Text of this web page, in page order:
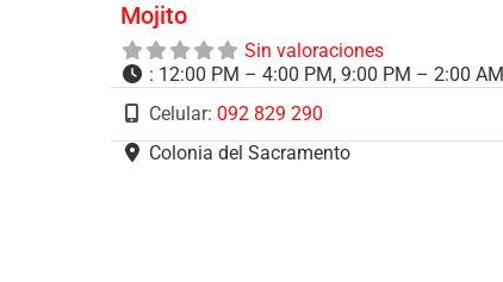
Mojito
Sin valoraciones
: 12:00 PM – 4:00 PM, 9:00 PM – 2:00 AM
Celular: 092 829 290
Colonia del Sacramento